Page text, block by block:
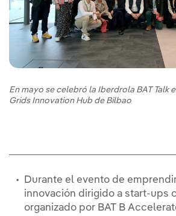
En mayo se celebró la Iberdrola BAT Talk
Grids Innovation Hub de Bilbao
Durante el evento de
innovación dirigido a start-ups
organizado por BAT B